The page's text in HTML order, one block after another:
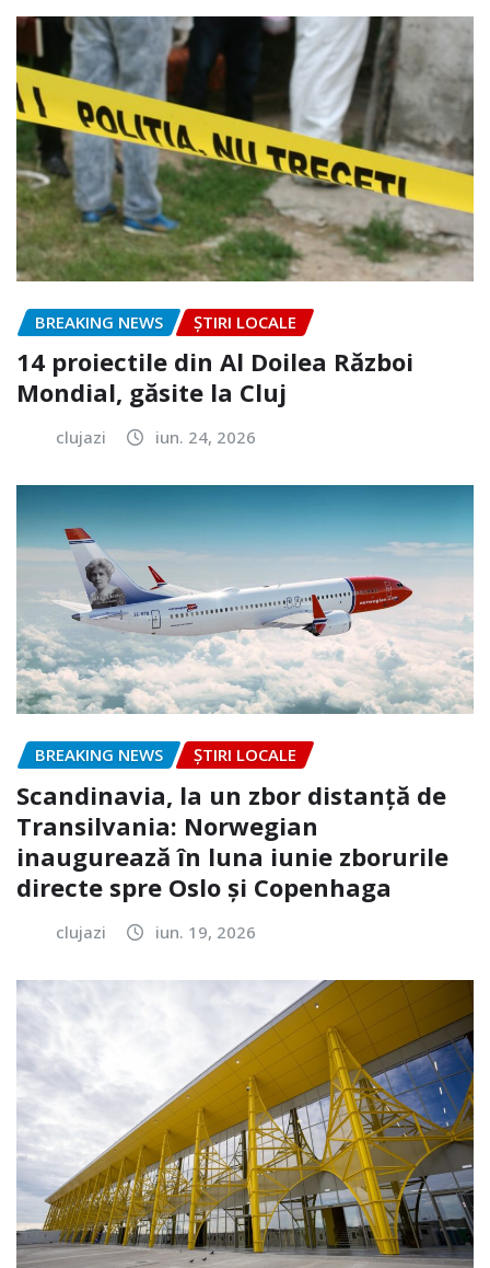
BREAKING NEWS ȘTIRI LOCALE
14 proiectile din Al Doilea Război
Mondial, găsite la Cluj
clujazi iun. 24, 2026
BREAKING NEWS ȘTIRI LOCALE
Scandinavia, la un zbor distanță de
Transilvania: Norwegian
inaugurează în luna iunie zborurile
directe spre Oslo și Copenhaga
clujazi iun. 19, 2026